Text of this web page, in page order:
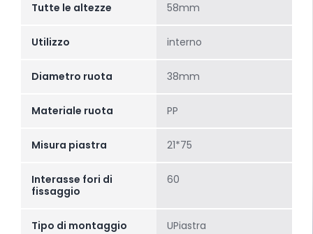
Tutte le altezze 58mm
Utilizzo interno
Diametro ruota 38mm
Materiale ruota PP
Misura piastra 21*75
Interasse fori di
fissaggio
60
Tipo di montaggio UPiastra